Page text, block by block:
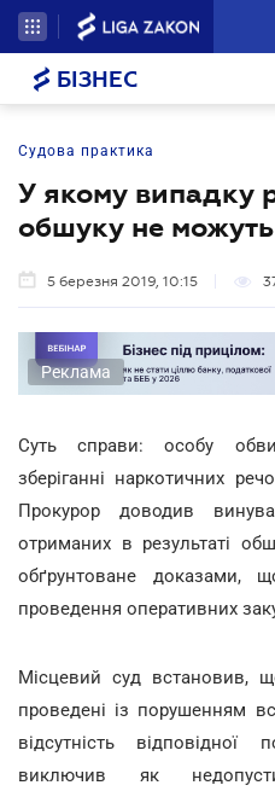
БІЗНЕС
Судова практика
У якому випадку
обшуку не
5 березня 2019, 10:15
Реклама
Суть справи: особу
зберіганні наркотичних
Прокурор доводив
отриманих в результаті
обґрунтоване доказами,
проведення оперативних
Місцевий суд встановив,
проведені із порушенням
відсутність
виключив як